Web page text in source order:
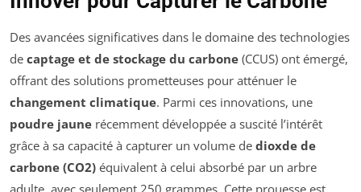
Des avancées significatives dans le domaine des technologies
de captage et de stockage du carbone (CCUS) ont émergé,
offrant des solutions prometteuses pour atténuer le
changement climatique. Parmi ces innovations, une
poudre jaune récemment développée a suscité l’intérêt
grâce à sa capacité à capturer un volume de dioxde de
carbone (CO2) équivalent à celui absorbé par un arbre
adulte, avec seulement 250 grammes. Cette prouesse est